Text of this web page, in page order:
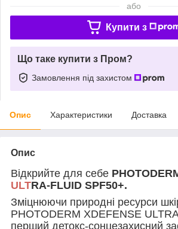
або
Купити з
Що таке купити з Пром?
Замовлення під захистом
Опис Характеристики Доставка
Опис
Відкрийте для себе
ULTRA-FLUID SPF50+.
Зміцнюючи природні ресурси
PHOTODERM XDEFENSE
перший детокс-сонцезахисний